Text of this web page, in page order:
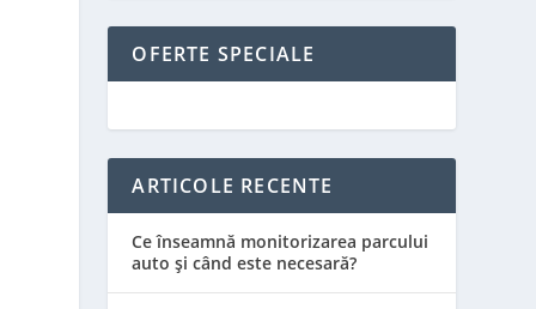
OFERTE SPECIALE
ARTICOLE RECENTE
Ce înseamnă monitorizarea parcului
auto și când este necesară?